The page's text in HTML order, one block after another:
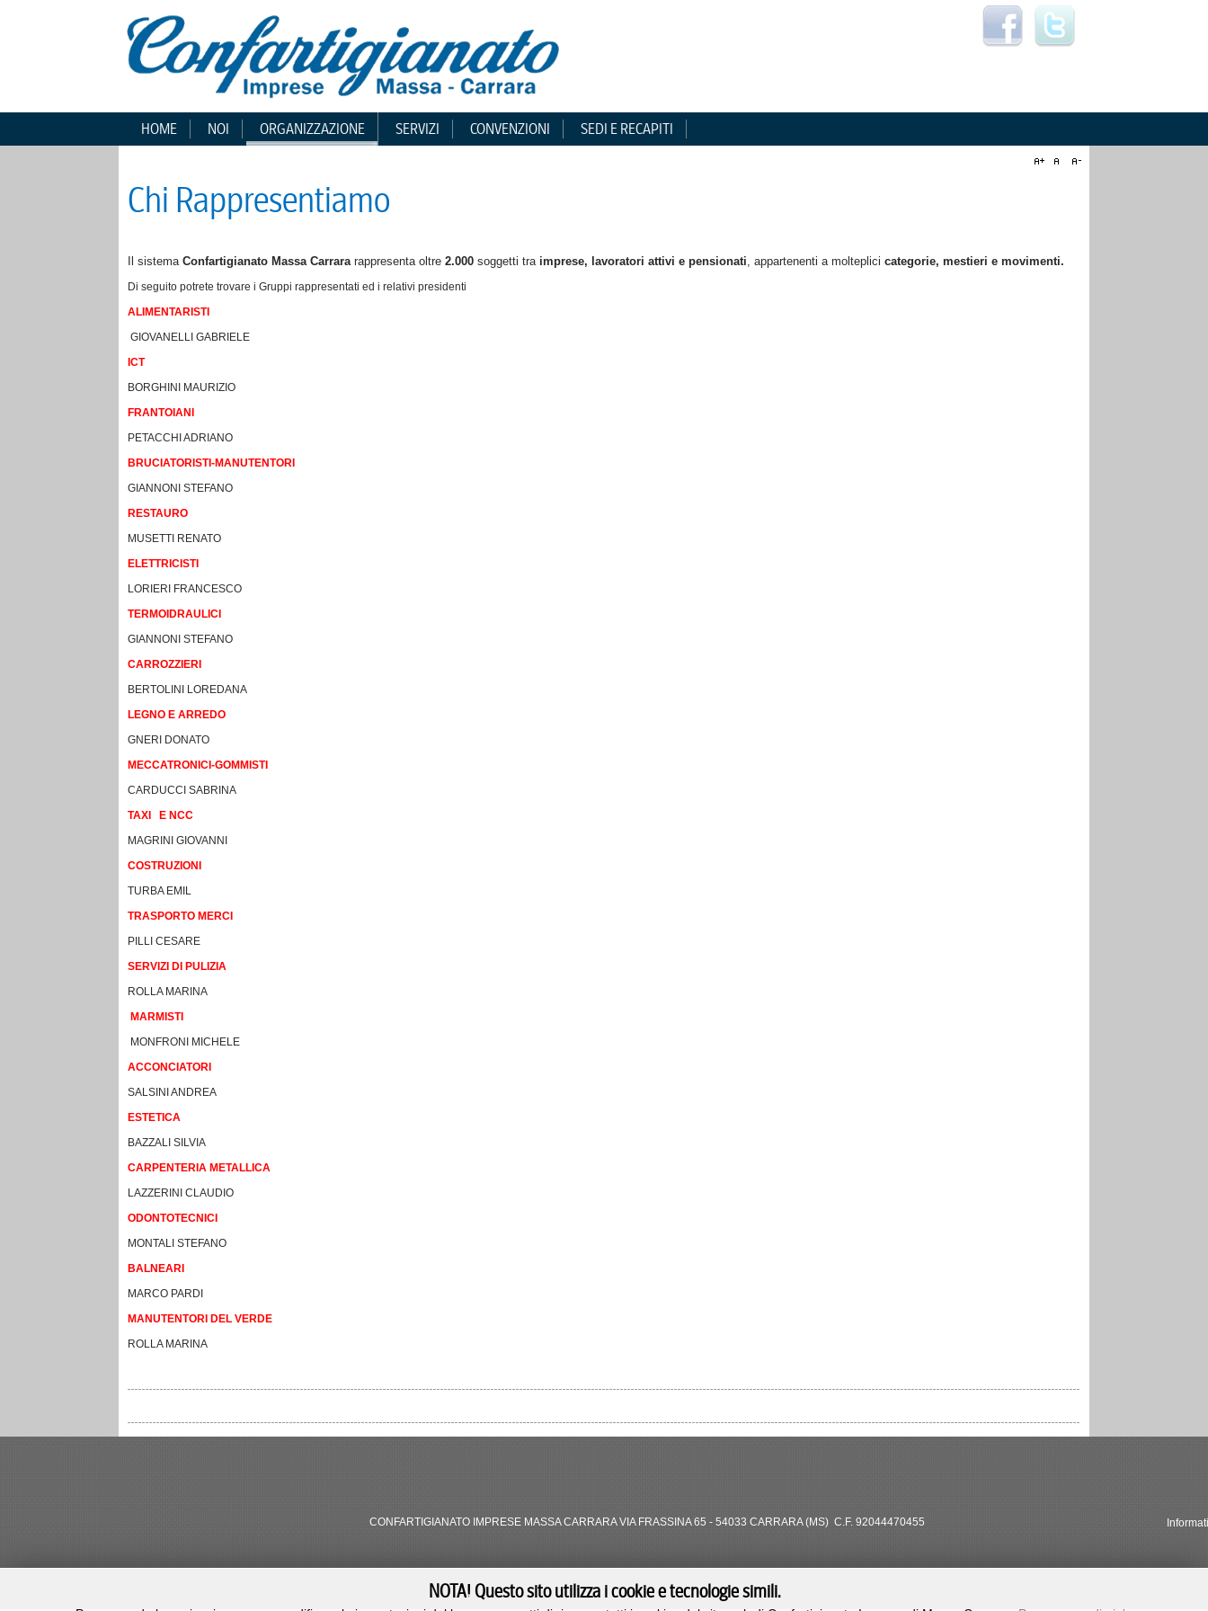
HOME NOI ORGANIZZAZIONE SERVIZI CONVENZIONI SEDI E RECAPITI
Chi Rappresentiamo
Il sistema Confartigianato Massa Carrararappresenta oltre 2.000 soggetti tra imprese, lavoratori attivi e pensionati, appartenenti a molteplici categorie, mestieri e movimenti.
Di seguito potrete trovare i Gruppi rappresentati ed i relativi presidenti
ALIMENTARISTI
GIOVANELLI GABRIELE
ICT
BORGHINI MAURIZIO
FRANTOIANI
PETACCHI ADRIANO
BRUCIATORISTI-MANUTENTORI
GIANNONI STEFANO
RESTAURO
MUSETTI RENATO
ELETTRICISTI
LORIERI FRANCESCO
TERMOIDRAULICI
GIANNONI STEFANO
CARROZZIERI
BERTOLINI LOREDANA
LEGNO E ARREDO
GNERI DONATO
MECCATRONICI-GOMMISTI
CARDUCCI SABRINA
TAXI E NCC
MAGRINI GIOVANNI
COSTRUZIONI
TURBA EMIL
TRASPORTO MERCI
PILLI CESARE
SERVIZI DI PULIZIA
ROLLA MARINA
MARMISTI
MONFRONI MICHELE
ACCONCIATORI
SALSINI ANDREA
ESTETICA
BAZZALI SILVIA
CARPENTERIA METALLICA
LAZZERINI CLAUDIO
ODONTOTECNICI
MONTALI STEFANO
BALNEARI
MARCO PARDI
MANUTENTORI DEL VERDE
ROLLA MARINA
CONFARTIGIANATO IMPRESE MASSA CARRARA VIA FRASSINA 65 - 54033 CARRARA (MS) C.F. 92044470455
NOTA! Questo sito utilizza i cookie e tecnologie simili.